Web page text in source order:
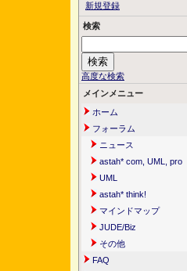
新規登録
検索
高度な検索
メインメニュー
ホーム
フォーラム
ニュース
astah* com, UML, pro
UML
astah* think!
マインドマップ
JUDE/Biz
その他
FAQ